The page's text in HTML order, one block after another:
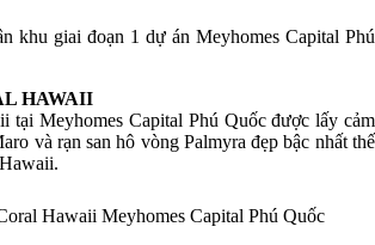
khu giai đoạn 1 dự án Meyhomes Capital Phú
HAWAII
tại Meyhomes Capital Phú Quốc được lấy cảm
và rạn san hô vòng Palmyra đẹp bậc nhất thế
Hawaii Meyhomes Capital Phú Quốc